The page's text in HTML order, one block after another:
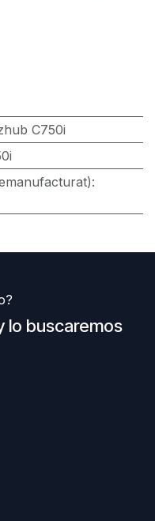
C750i
:
lo buscaremos